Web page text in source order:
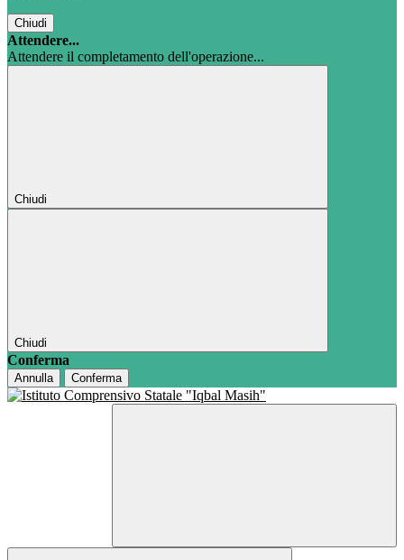
Chiudi
Attendere...
Attendere il completamento dell'operazione...
Chiudi
Chiudi
Conferma
Annulla Conferma